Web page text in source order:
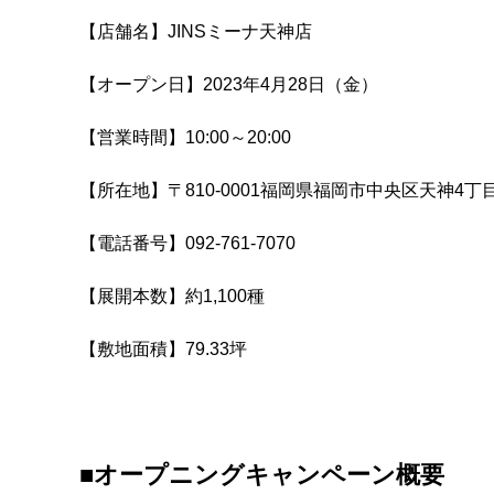
【店舗名】JINSミーナ天神店
【オープン日】2023年4月28日（金）
【営業時間】10:00～20:00
【所在地】〒810-0001福岡県福岡市中央区天神4丁
【電話番号】092-761-7070
【展開本数】約1,100種
【敷地面積】79.33坪
■オープニングキャンペーン概要